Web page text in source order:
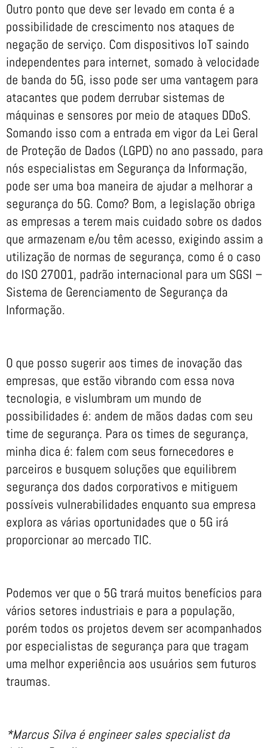
Outro ponto que deve ser levado em conta é a
possibilidade de crescimento nos ataques de
negação de serviço. Com dispositivos IoT saindo
independentes para internet, somado à velocidade
de banda do 5G, isso pode ser uma vantagem para
atacantes que podem derrubar sistemas de
máquinas e sensores por meio de ataques DDoS.
Somando isso com a entrada em vigor da Lei Geral
de Proteção de Dados (LGPD) no ano passado, para
nós especialistas em Segurança da Informação,
pode ser uma boa maneira de ajudar a melhorar a
segurança do 5G. Como? Bom, a legislação obriga
as empresas a terem mais cuidado sobre os dados
que armazenam e/ou têm acesso, exigindo assim a
utilização de normas de segurança, como é o caso
do ISO 27001, padrão internacional para um SGSI –
Sistema de Gerenciamento de Segurança da
Informação.
O que posso sugerir aos times de inovação das
empresas, que estão vibrando com essa nova
tecnologia, e vislumbram um mundo de
possibilidades é: andem de mãos dadas com seu
time de segurança. Para os times de segurança,
minha dica é: falem com seus fornecedores e
parceiros e busquem soluções que equilibrem
segurança dos dados corporativos e mitiguem
possíveis vulnerabilidades enquanto sua empresa
explora as várias oportunidades que o 5G irá
proporcionar ao mercado TIC.
Podemos ver que o 5G trará muitos benefícios para
vários setores industriais e para a população,
porém todos os projetos devem ser acompanhados
por especialistas de segurança para que tragam
uma melhor experiência aos usuários sem futuros
traumas.
*Marcus Silva é engineer sales specialist da